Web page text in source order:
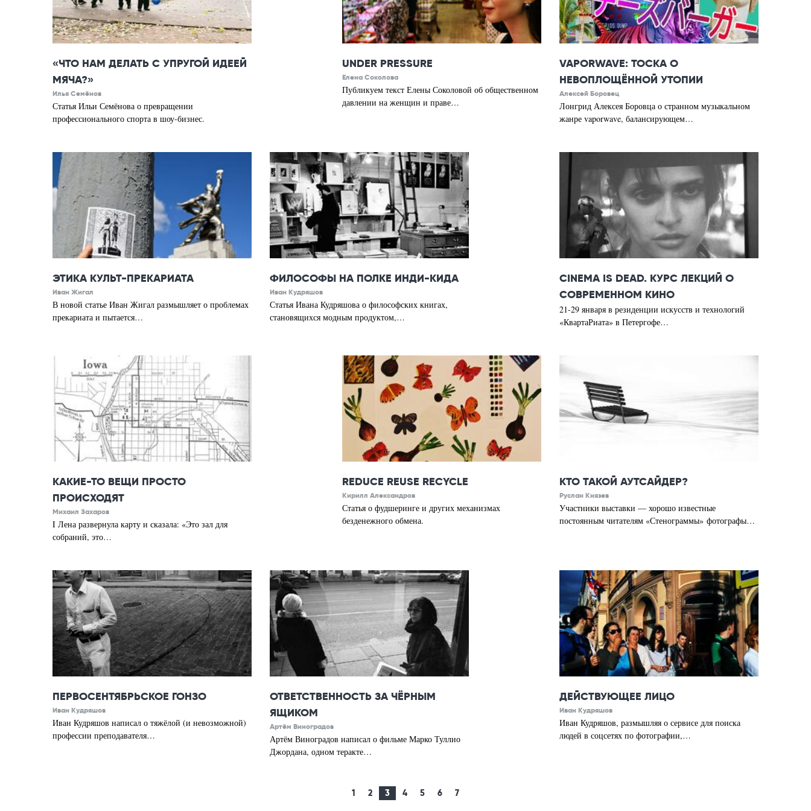
«ЧТО НАМ ДЕЛАТЬ С УПРУГОЙ ИДЕЕЙ
МЯЧА?»
Илья Семёнов
Статья Ильи Семёнова о превращении
профессионального спорта в шоу-бизнес.
UNDER PRESSURE
Елена Соколова
Публикуем текст Елены Соколовой об общественном
давлении на женщин и праве…
VAPORWAVE: ТОСКА О
НЕВОПЛОЩЁННОЙ УТОПИИ
Алексей Боровец
Лонгрид Алексея Боровца о странном музыкальном
жанре vaporwave, балансирующем…
ЭТИКА КУЛЬТ-ПРЕКАРИАТА
Иван Жигал
В новой статье Иван Жигал размышляет о проблемах
прекариата и пытается…
ФИЛОСОФЫ НА ПОЛКЕ ИНДИ-КИДА
Иван Кудряшов
Статья Ивана Кудряшова о философских книгах,
становящихся модным продуктом,…
CINEMA IS DEAD. КУРС ЛЕКЦИЙ О
СОВРЕМЕННОМ КИНО
21-29 января в резиденции искусств и технологий
«КвартаРиата» в Петергофе…
КАКИЕ-ТО ВЕЩИ ПРОСТО
ПРОИСХОДЯТ
Михаил Захаров
I Лена развернула карту и сказала: «Это зал для
собраний, это…
REDUCE REUSE RECYCLE
Кирилл Александров
Статья о фудшеринге и других механизмах
безденежного обмена.
КТО ТАКОЙ АУТСАЙДЕР?
Руслан Князев
Участники выставки — хорошо известные
постоянным читателям «Стенограммы» фотографы…
ПЕРВОСЕНТЯБРЬСКОЕ ГОНЗО
Иван Кудряшов
Иван Кудряшов написал о тяжёлой (и невозможной)
профессии преподавателя…
ОТВЕТСТВЕННОСТЬ ЗА ЧЁРНЫМ
ЯЩИКОМ
Артём Виноградов
Артём Виноградов написал о фильме Марко Туллио
Джордана, одном теракте…
ДЕЙСТВУЮЩЕЕ ЛИЦО
Иван Кудряшов
Иван Кудряшов, размышляя о сервисе для поиска
людей в соцсетях по фотографии,…
1 2 3 4 5 6 7